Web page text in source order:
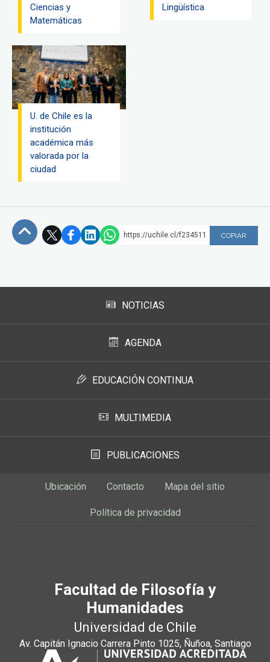
Ciencias y
Matemáticas
Lingüística
U. de Chile es la
institución
académica más
valorada por la
ciudad
https://uchile.cl/f234511 COPIAR
NOTICIAS
AGENDA
EDUCACIÓN CONTINUA
MULTIMEDIA
PUBLICACIONES
Ubicación Contacto Mapa del sitio
Política de privacidad
Facultad de Filosofía y
Humanidades
Universidad de Chile
Av. Capitán Ignacio Carrera Pinto 1025, Ñuñoa, Santiago